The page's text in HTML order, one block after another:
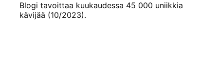
Blogi tavoittaa kuukaudessa 45 000 uniikkia
kävijää (10/2023).